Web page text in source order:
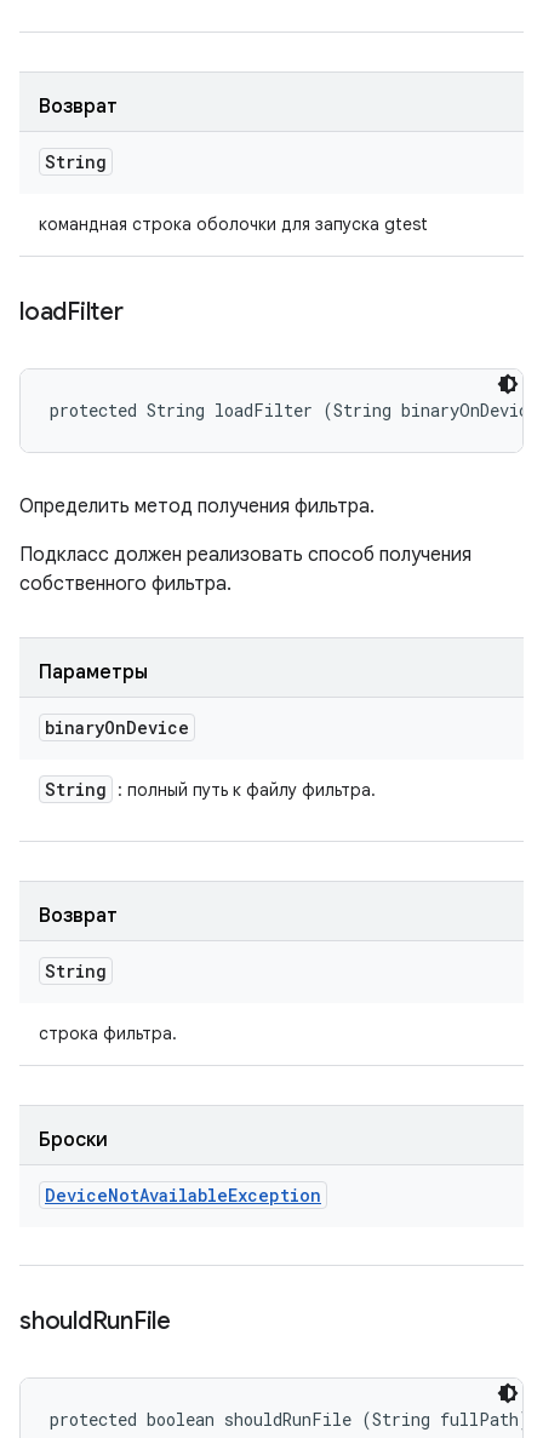
Возврат
String
командная строка оболочки для запуска gtest
loadFilter
protected String loadFilter (String
Определить метод получения фильтра.
Подкласс должен реализовать способ получения
собственного фильтра.
Параметры
binaryOnDevice
String : полный путь к файлу фильтра.
Возврат
String
строка фильтра.
Броски
DeviceNotAvailableException
shouldRunFile
protected boolean shouldRunFile (String fullPath)